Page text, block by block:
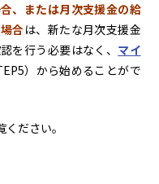
、または月次支援金の給
合 は、新たな月次支援金
を行う必要はなく、 マイ
）から始めることがで
ください。